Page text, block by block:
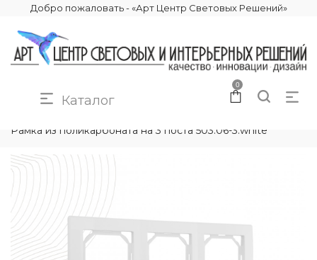
Добро пожаловать - «Арт Центр Световых Решений»
Каталог
0
Рамка из поликарбоната на 3 поста 503.06-3.white